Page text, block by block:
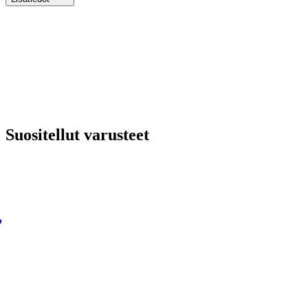
Suositellut varusteet